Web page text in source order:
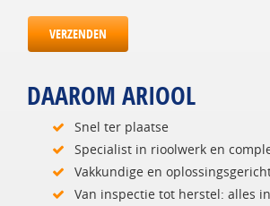
VERZENDEN
DAAROM ARIOOL
Snel ter plaatse
Specialist in rioolwerk en
Vakkundige en
Van inspectie tot herstel: alles